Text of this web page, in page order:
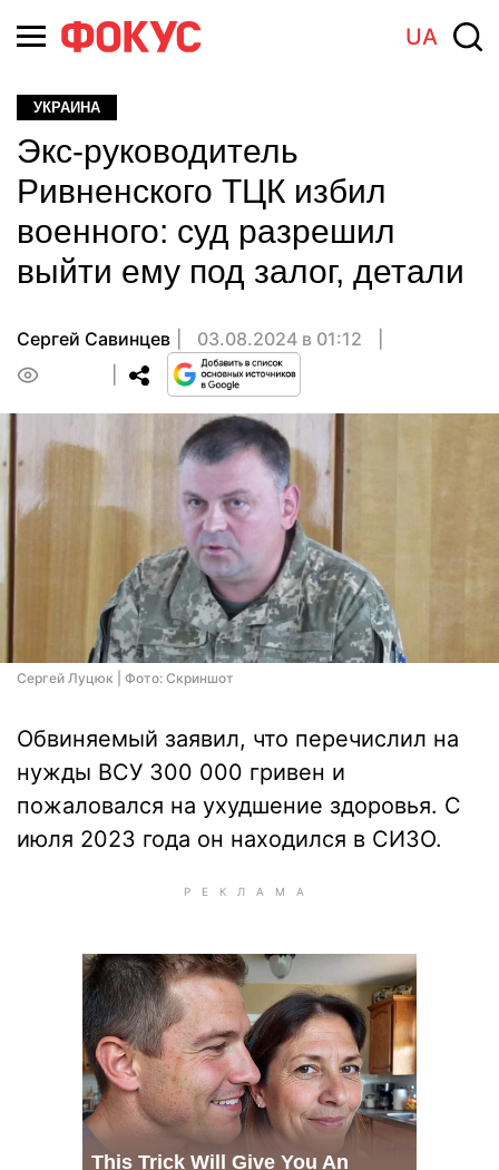
UA
УКРАИНА
Экс-руководитель
Ривненского ТЦК избил
военного: суд разрешил
выйти ему под залог, детали
Сергей Савинцев
03.08.2024 в 01:12
Сергей Луцюк | Фото: Скриншот
Обвиняемый заявил, что перечислил на
нужды ВСУ 300 000 гривен и
пожаловался на ухудшение здоровья. С
июля 2023 года он находился в СИЗО.